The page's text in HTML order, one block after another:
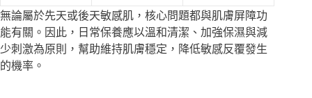
無論屬於先天或後天敏感肌，核心問題都與肌膚屏障功
能有關。因此，日常保養應以溫和清潔、加強保濕與減
少刺激為原則，幫助維持肌膚穩定，降低敏感反覆發生
的機率。